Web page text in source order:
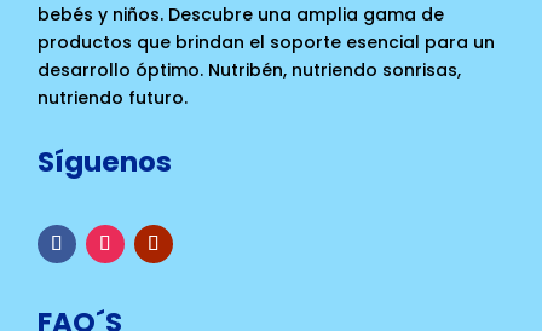
bebés y niños. Descubre una amplia gama de
productos que brindan el soporte esencial para un
desarrollo óptimo. Nutribén, nutriendo sonrisas,
nutriendo futuro.
Síguenos
FAQ´S